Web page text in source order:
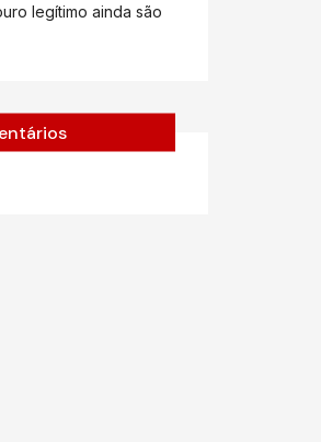
legítimo ainda são